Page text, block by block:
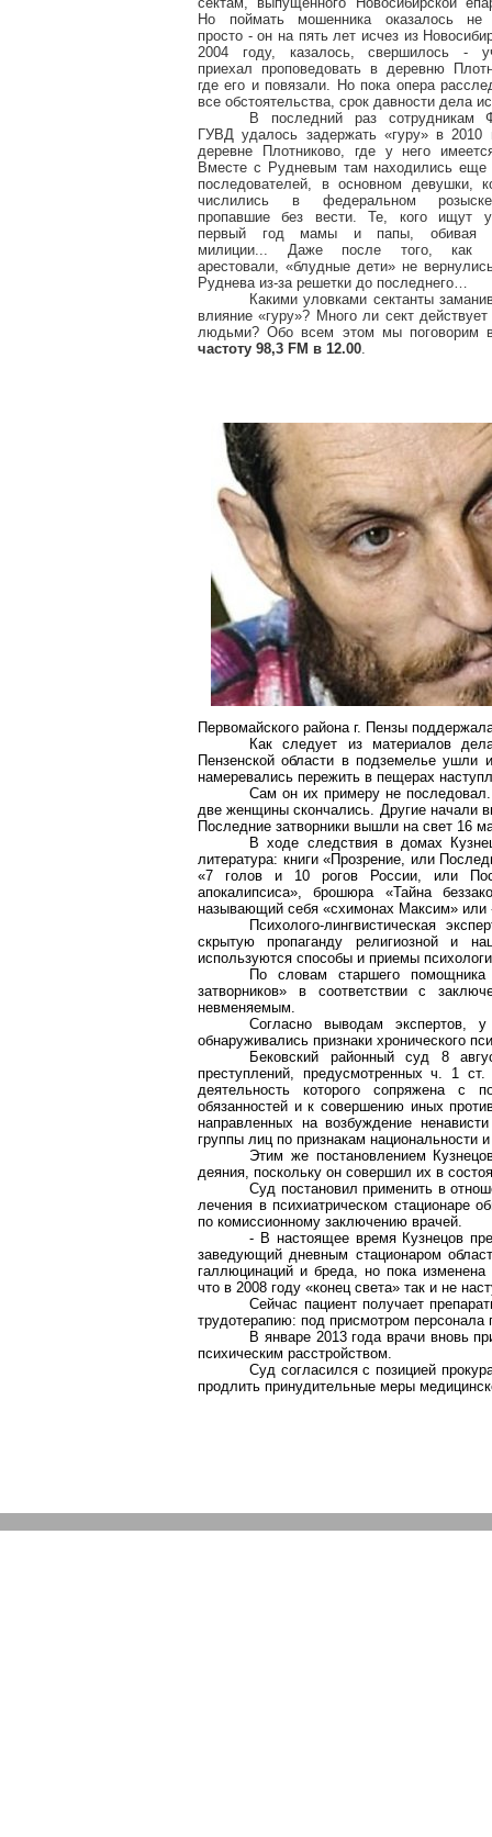
Но поймать мошенника оказалось не
просто - он на пять лет исчез из
2004 году, казалось, свершилось -
приехал проповедовать в деревню
где его и повязали. Но пока опера
все обстоятельства, срок давности дела
В последний раз
ГУВД удалось задержать «гуру» в 2010
деревне Плотниково, где у него
Вместе с Рудневым там находились еще
последователей, в основном девушки,
числились в федеральном
пропавшие без вести. Те, кого ищут
первый год мамы и папы, обивая
милиции... Даже после того, как
арестовали, «блудные дети» не
Руднева из-за решетки до последнего…
Какими уловками сектанты
влияние «гуру»? Много ли сект
людьми? Обо всем этом мы
частоту 98,3 FM в 12.00.
Первомайского района г. Пензы
Как следует из материалов
Пензенской области в подземелье
намеревались пережить в пещерах
Сам он их примеру не
две женщины скончались. Другие начали
Последние затворники вышли на свет 16
В ходе следствия в домах
литература: книги «Прозрение, или
«7 голов и 10 рогов России, или
апокалипсиса», брошюра «Тайна
называющий себя «схимонах Максим» или
Психолого-лингвистическая
скрытую пропаганду религиозной и
используются способы и приемы
По словам старшего
затворников» в соответствии с
невменяемым.
Согласно выводам экспертов,
обнаруживались признаки хронического
Бековский районный суд 8
преступлений, предусмотренных ч. 1
деятельность которого сопряжена с
обязанностей и к совершению иных
направленных на возбуждение
группы лиц по признакам национальности
Этим же постановлением
деяния, поскольку он совершил их в
Суд постановил применить в
лечения в психиатрическом стационаре
по комиссионному заключению врачей.
- В настоящее время Кузнецов
заведующий дневным стационаром
галлюцинаций и бреда, но пока изменена
что в 2008 году «конец света» так и не
Сейчас пациент получает
трудотерапию: под присмотром персонала
В январе 2013 года врачи вновь
психическим расстройством.
Суд согласился с позицией
продлить принудительные меры